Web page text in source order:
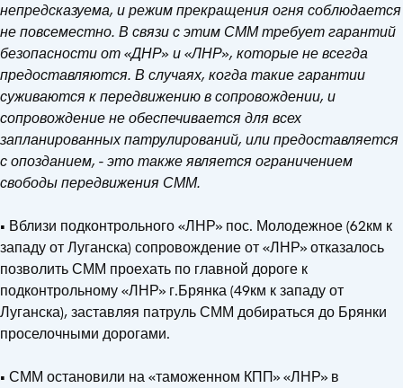
непредсказуема, и режим прекращения огня соблюдается
не повсеместно. В связи с этим СММ требует гарантий
безопасности от «ДНР» и «ЛНР», которые не всегда
предоставляются. В случаях, когда такие гарантии
суживаются к передвижению в сопровождении, и
сопровождение не обеспечивается для всех
запланированных патрулирований, или предоставляется
с опозданием, - это также является ограничением
свободы передвижения СММ.
• Вблизи подконтрольного «ЛНР» пос. Молодежное (62км к
западу от Луганска) сопровождение от «ЛНР» отказалось
позволить СММ проехать по главной дороге к
подконтрольному «ЛНР» г.Брянка (49км к западу от
Луганска), заставляя патруль СММ добираться до Брянки
проселочными дорогами.
• СММ остановили на «таможенном КПП» «ЛНР» в